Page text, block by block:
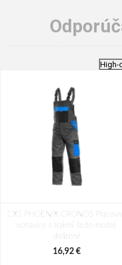
High-
CXS PHOENIX CRONOS
nohavice s trakmi šedo-modré
skrátené
16,92 €